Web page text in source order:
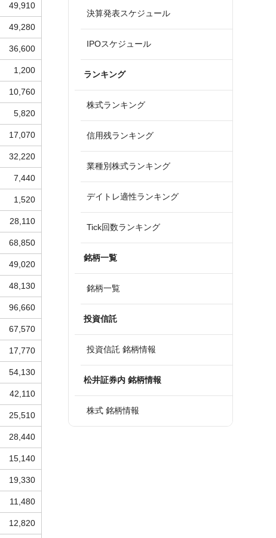
49,910
49,280
36,600
1,200
10,760
5,820
17,070
32,220
7,440
1,520
28,110
68,850
49,020
48,130
96,660
67,570
17,770
54,130
42,110
25,510
28,440
15,140
19,330
11,480
12,820
決算発表スケジュール
IPOスケジュール
ランキング
株式ランキング
信用残ランキング
業種別株式ランキング
デイトレ適性ランキング
Tick回数ランキング
銘柄一覧
銘柄一覧
投資信託
投資信託 銘柄情報
松井証券内 銘柄情報
株式 銘柄情報